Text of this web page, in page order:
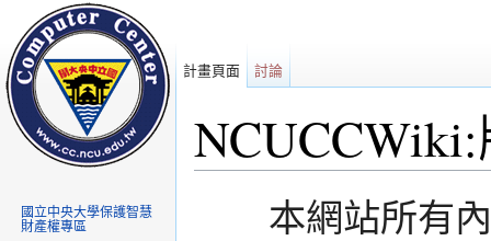
本網站所有內
計畫頁面 討論
國立中央大學保護智慧
財產權專區